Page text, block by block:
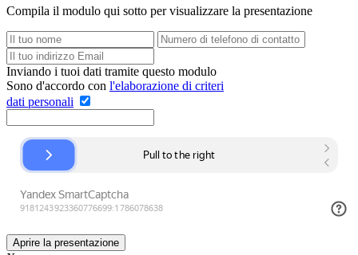
Compila il modulo qui sotto per visualizzare la presentazione
Inviando i tuoi dati tramite questo modulo
Sono d'accordo con l'elaborazione di criteri
dati personali
Aprire la presentazione